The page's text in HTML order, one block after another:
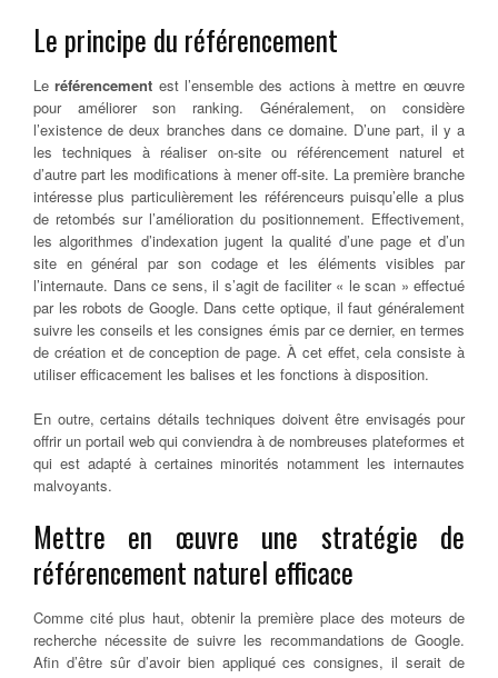
Le principe du référencement
Leréférencement est l’ensemble des actions à mettre en œuvre
pour améliorer son ranking. Généralement, on considère
l’existence de deux branches dans ce domaine. D’une part, il y a
les techniques à réaliser on-site ou référencement naturel et
d’autre part les modifications à mener off-site. La première branche
intéresse plus particulièrement les référenceurs puisqu’elle a plus
de retombés sur l’amélioration du positionnement. Effectivement,
les algorithmes d’indexation jugent la qualité d’une page et d’un
site en général par son codage et les éléments visibles par
l’internaute. Dans ce sens, il s’agit de faciliter « le scan » effectué
par les robots de Google. Dans cette optique, il faut généralement
suivre les conseils et les consignes émis par ce dernier, en termes
de création et de conception de page. À cet effet, cela consiste à
utiliser efficacement les balises et les fonctions à disposition.
En outre, certains détails techniques doivent être envisagés pour
offrir un portail web qui conviendra à de nombreuses plateformes et
qui est adapté à certaines minorités notamment les internautes
malvoyants.
Mettre en œuvre une stratégie de
référencement naturel efficace
Comme cité plus haut, obtenir la première place des moteurs de
recherche nécessite de suivre les recommandations de Google.
Afin d’être sûr d’avoir bien appliqué ces consignes, il serait de